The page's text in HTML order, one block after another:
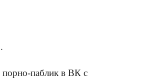
порно-паблик в ВК с